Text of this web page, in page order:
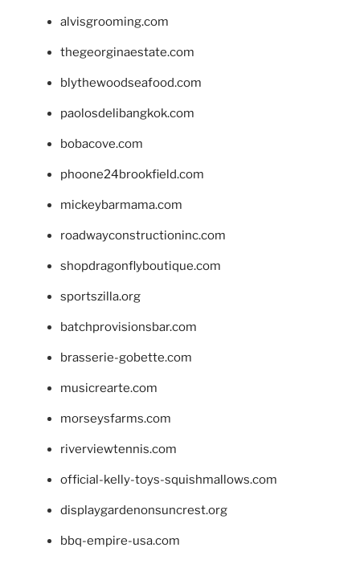
alvisgrooming.com
thegeorginaestate.com
blythewoodseafood.com
paolosdelibangkok.com
bobacove.com
phoone24brookfield.com
mickeybarmama.com
roadwayconstructioninc.com
shopdragonflyboutique.com
sportszilla.org
batchprovisionsbar.com
brasserie-gobette.com
musicrearte.com
morseysfarms.com
riverviewtennis.com
official-kelly-toys-squishmallows.com
displaygardenonsuncrest.org
bbq-empire-usa.com